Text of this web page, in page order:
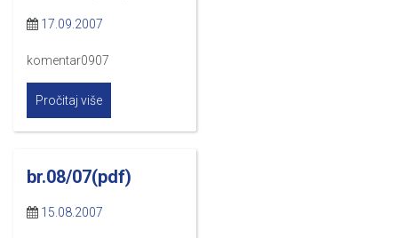
17.09.2007
komentar0907
Pročitaj više
br.08/07(pdf)
15.08.2007